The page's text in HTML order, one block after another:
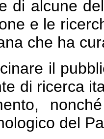
di alcune
e le
che ha
il
di ricerca
del